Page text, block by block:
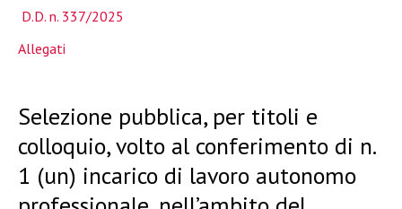
D.D. n. 337/2025
Allegati
Selezione pubblica, per titoli e
colloquio, volto al conferimento di n.
1 (un) incarico di lavoro autonomo